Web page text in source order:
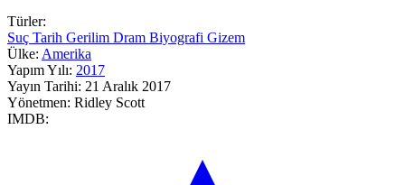
Türler:
Suç Tarih Gerilim Dram Biyografi Gizem
Ülke: Amerika
Yapım Yılı: 2017
Yayın Tarihi: 21 Aralık 2017
Yönetmen: Ridley Scott
IMDB: